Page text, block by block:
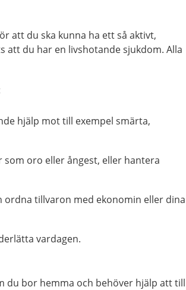
att du ska kunna ha ett så aktivt,
du har en livshotande sjukdom. Alla
hjälp mot till exempel smärta,
oro eller ångest, eller hantera
ordna tillvaron med ekonomin eller dina
vardagen.
du bor hemma och behöver hjälp att till